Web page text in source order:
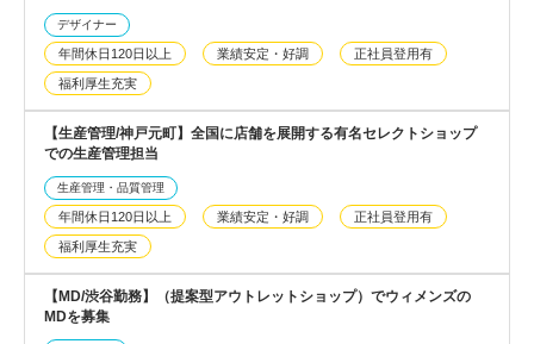
デザイナー
年間休日120日以上 業績安定・好調 正社員登用有
福利厚生充実
【生産管理/神戸元町】全国に店舗を展開する有名セレクトショップ
での生産管理担当
生産管理・品質管理
年間休日120日以上 業績安定・好調 正社員登用有
福利厚生充実
【MD/渋谷勤務】（提案型アウトレットショップ）でウィメンズの
MDを募集